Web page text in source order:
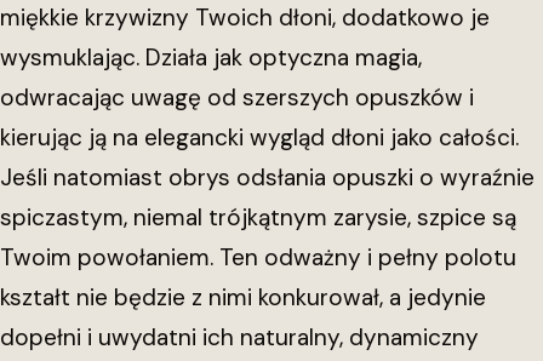
miękkie krzywizny Twoich dłoni, dodatkowo je
wysmuklając. Działa jak optyczna magia,
odwracając uwagę od szerszych opuszków i
kierując ją na elegancki wygląd dłoni jako całości.
Jeśli natomiast obrys odsłania opuszki o wyraźnie
spiczastym, niemal trójkątnym zarysie, szpice są
Twoim powołaniem. Ten odważny i pełny polotu
kształt nie będzie z nimi konkurował, a jedynie
dopełni i uwydatni ich naturalny, dynamiczny